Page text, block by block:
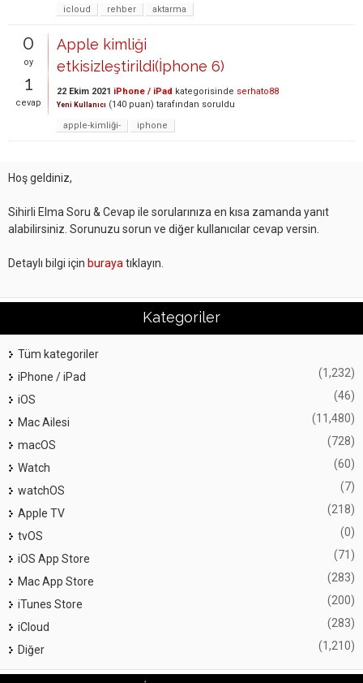
icloud
rehber aktarma
0
oy
1
cevap
Apple kimliği
etkisizleştirildi(İphone 6)
22 Ekim 2021 iPhone / iPad kategorisinde serhato88
Yeni Kullanıcı (140 puan) tarafından soruldu
apple-kimliği-
iphone
Hoş geldiniz,
Sihirli Elma Soru & Cevap ile sorularınıza en kısa zamanda yanıt
alabilirsiniz. Sorunuzu sorun ve diğer kullanıcılar cevap versin.
Detaylı bilgi için buraya tıklayın.
Kategoriler
Tüm kategoriler
iPhone / iPad
(1,232)
iOS (46)
Mac Ailesi (11,480)
macOS (728)
Watch (60)
watchOS (7)
Apple TV (218)
tvOS (0)
iOS App Store (71)
Mac App Store (283)
iTunes Store (200)
iCloud (283)
Diğer (1,210)